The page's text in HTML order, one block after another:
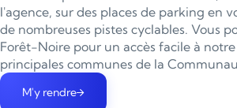
l'agence, sur des places de parking en
de nombreuses pistes cyclables. Vous
Forêt-Noire pour un accès facile à
principales communes de la
M'y rendre